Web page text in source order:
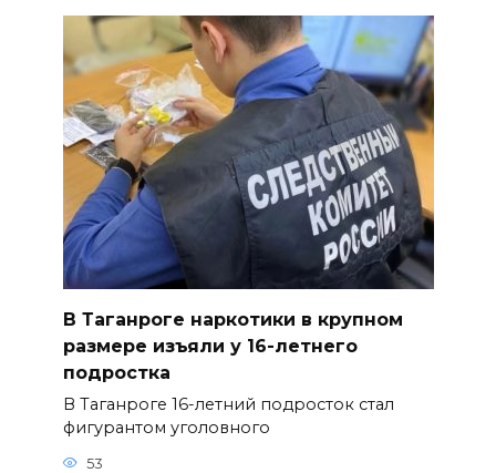
В Таганроге наркотики в крупном
размере изъяли у 16-летнего
подростка
В Таганроге 16-летний подросток стал
фигурантом уголовного
53